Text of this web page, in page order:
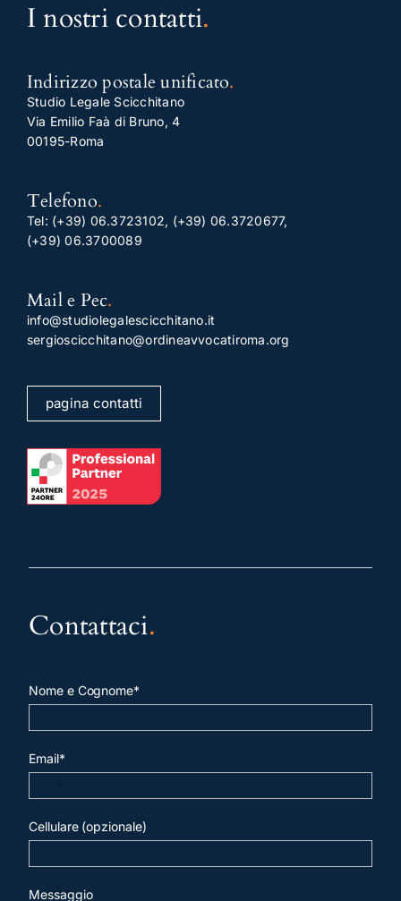
I nostri contatti.
Indirizzo postale unificato.
Studio Legale Scicchitano
Via Emilio Faà di Bruno, 4
00195-Roma
Telefono.
Tel: (+39) 06.3723102, (+39) 06.3720677,
(+39) 06.3700089
Mail e Pec.
info@studiolegalescicchitano.it
sergioscicchitano@ordineavvocatiroma.org
pagina contatti
Contattaci.
Nome e Cognome*
Email*
Cellulare (opzionale)
Messaggio